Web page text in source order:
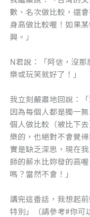
數、名次做比較，還
身高做比較喔！如果
興。」
N君說：「阿信，沒
樂或玩笑就好了！」
我立刻嚴肅地回說：
因為每個人都是獨一
個人做比較（被比下
樂的，也絕對不會覺
實是缺乏深思，現在
師的薪水比妳發的高
嗎？當然不會！」
講完這番話，我想起
特別」（請參考#你可